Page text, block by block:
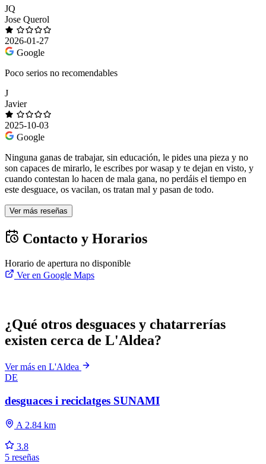
JQ
Jose Querol
2026-01-27
Google
Poco serios no recomendables
J
Javier
2025-10-03
Google
Ninguna ganas de trabajar, sin educación, le pides una pieza y no
son capaces de mirarlo, le escribes por wasap y te dejan en visto, y
cuando contestan lo hacen de mala gana, no perdáis el tiempo en
este desguace, os vacilan, os tratan mal y pasan de todo.
Ver más reseñas
Contacto y Horarios
Horario de apertura no disponible
Ver en Google Maps
¿Qué otros desguaces y chatarrerías
existen cerca de L'Aldea?
Ver más en L'Aldea
DE
desguaces i reciclatges SUNAMI
A 2.84 km
3.8
5 reseñas